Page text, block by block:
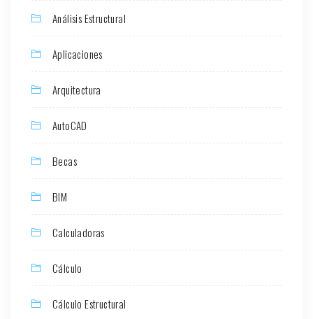
Análisis Estructural
Aplicaciones
Arquitectura
AutoCAD
Becas
BIM
Calculadoras
Cálculo
Cálculo Estructural